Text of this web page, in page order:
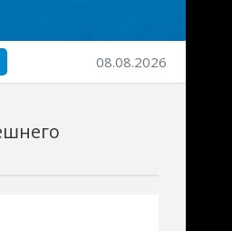
08.08.2026